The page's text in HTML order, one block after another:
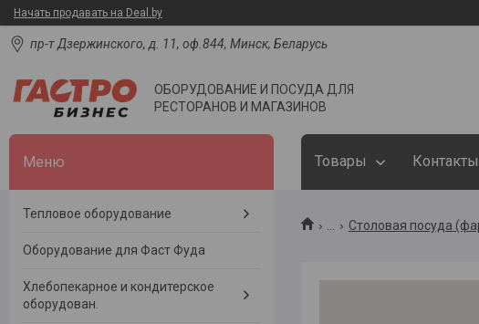
Начать продавать на Deal.by
пр-т Дзержинского, д. 11, оф.844, Минск, Беларусь
ОБОРУДОВАНИЕ И ПОСУДА ДЛЯ
РЕСТОРАНОВ И МАГАЗИНОВ
Товары Контакты
... Столовая посуда
Тепловое оборудование
Оборудование для Фаст Фуда
Хлебопекарное и кондитерское
оборудован.